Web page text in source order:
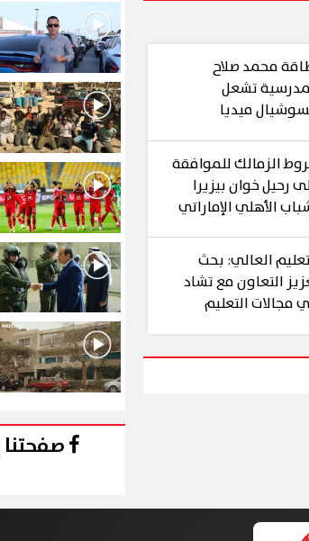
محمد صلاح
تشعل
ميديا
الزمالك للموافقة
رحيل خوان بيزيرا
الأهلي الإماراتي
العالي: بحث
التعاون مع تشاد
مجالات التعليم